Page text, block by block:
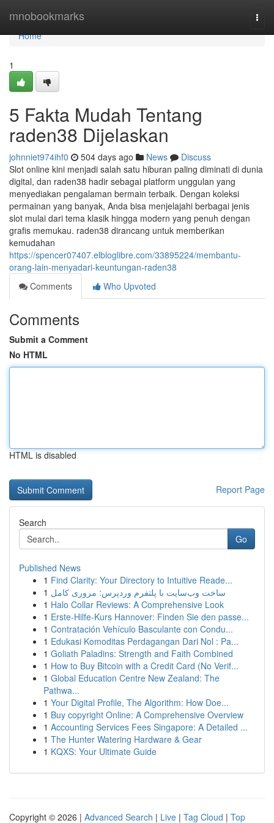
mnobookmarks
Home
Home
1
5 Fakta Mudah Tentang
raden38 Dijelaskan
johnniet974ihf0 504 days ago News
Discuss
Slot online kini menjadi salah satu hiburan paling diminati di dunia
digital, dan raden38 hadir sebagai platform unggulan yang
menyediakan pengalaman bermain terbaik. Dengan koleksi
permainan yang banyak, Anda bisa menjelajahi berbagai jenis
slot mulai dari tema klasik hingga modern yang penuh dengan
grafis memukau. raden38 dirancang untuk memberikan
kemudahan
https://spencer07407.elbloglibre.com/33895224/membantu-
orang-lain-menyadari-keuntungan-raden38
Comments
Who Upvoted
Comments
Submit a Comment
No HTML
HTML is disabled
Report Page
Search
Go
Published News
1 Find Clarity: Your Directory to Intuitive Reade...
1 ساخت وب‌سایت با پلتفرم وردپرس: مروری کامل
1 Halo Collar Reviews: A Comprehensive Look
1 Erste-Hilfe-Kurs Hannover: Finden Sie den passe...
1 Contratación Vehículo Basculante con Condu...
1 Edukasi Komoditas Perdagangan Dari Nol : Pa...
1 Goliath Paladins: Strength and Faith Combined
1 How to Buy Bitcoin with a Credit Card (No Verif...
1 Global Education Centre New Zealand: The
Pathwa...
1 Your Digital Profile, The Algorithm: How Doe...
1 Buy copyright Online: A Comprehensive Overview
1 Accounting Services Fees Singapore: A Detailed ...
1 The Hunter Watering Hardware & Gear
1 KQXS: Your Ultimate Guide
Copyright © 2026 | Advanced Search | Live | Tag Cloud | Top